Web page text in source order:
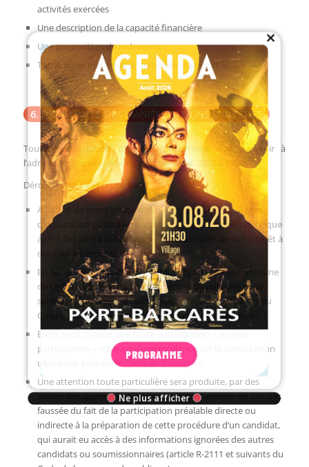
activités exercées
Une description de la capacité financière
Une proposition de redevance
Toute autre pièce que le demandeur jugerait utile
6. DATE LIMITE DES MANIFESTATIONS D’INTÉRÊT
Toute manifestation d’intérêt concurrente doit parvenir à
l’adresse indiquée ci-dessus avant le 8 mai 2023 à 17h00.
Déroulement de la procédure :
A défaut de manifestation d’intérêt concurrente, le titre
d’occupation pourra être attribué à l’opérateur économique
ayant fait part à la commune de Le Barcarès de son intérêt à
occuper les espaces décrits ci-dessus.
En cas de manifestation d’intérêt concurrente, la commune
de Le Barcarès lancera une procédure de publicité et de
sélection préalable conformément à l’article L.2122-1-1 du
Code général de la propriété des personnes publiques.
Enfin, il est précisé que toute participation – ou non-
participation – n’aura aucune incidence sur la consultation
ultérieure, puis sur le choix de l’occupant.
Une attention toute particulière sera produite, par des
méthodes appropriées, pour que la concurrence ne soit pas
faussée du fait de la participation préalable directe ou
indirecte à la préparation de cette procédure d’un candidat,
qui aurait eu accès à des informations ignorées des autres
candidats ou soumissionnaires (article R-2111 et suivants du
PROGRAMME
Ne plus afficher